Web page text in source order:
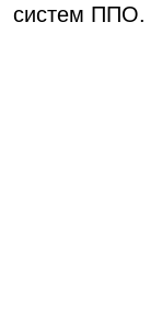
систем ППО.